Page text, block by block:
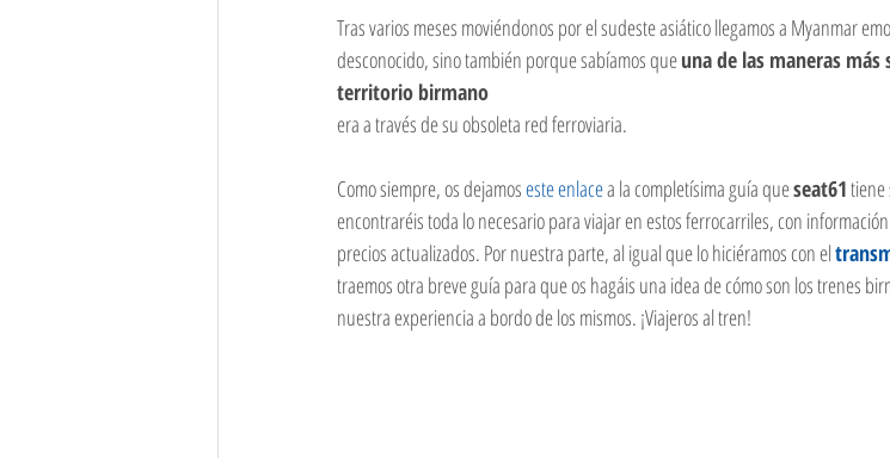
Nepal Lituania
Tras varios meses moviéndonos por el sudeste asiático llegamos a Myanmar
desconocido, sino también porque sabíamos que una de las maneras
territorio birmano
era a través de su obsoleta red ferroviaria.
Como siempre, os dejamos este enlace a la completísima guía que seat61 tiene
encontraréis toda lo necesario para viajar en estos ferrocarriles, con
precios actualizados. Por nuestra parte, al igual que lo hiciéramos con el
traemos otra breve guía para que os hagáis una idea de cómo son los trenes
nuestra experiencia a bordo de los mismos. ¡Viajeros al tren!